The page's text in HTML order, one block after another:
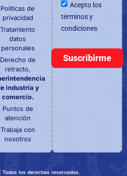
Políticas de
privacidad
Tratamiento
datos
personales
Derecho de
retracto,
industría y
comercio.
Puntos de
atención
Trabaja con
nosotros
Acepto los
términos y
condiciones
Suscribirme
Todos los derechos reservados.